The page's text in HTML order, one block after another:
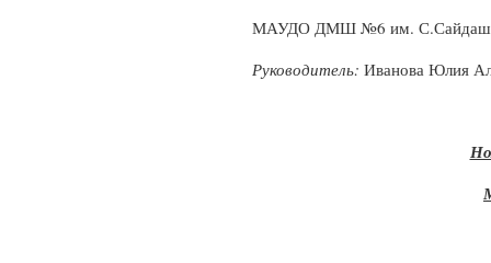
МАУДО ДМШ №6 им.
Руководитель: Иванова Юлия